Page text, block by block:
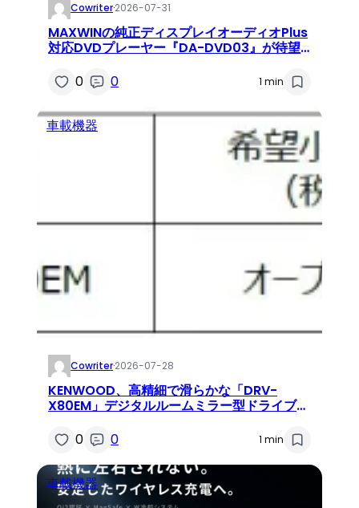
Cowriter·2026-07-31
MAXWINの純正ディスプレイオーディオPlus
対応DVDプレーヤー『DA-DVD03』が待望
0
0 1 min
車載機器
Cowriter·2026-07-28
KENWOOD、高精細で滑らかな「DRV-
X80EM」デジタルルームミラー型ドライブレ
0
0 1 min
車載機器